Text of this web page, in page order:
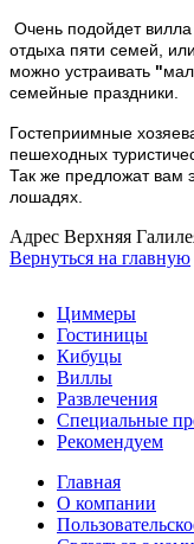
Очень подойдет вилла
отдыха пяти семей,
можно устраивать "ма
семейные праздники.
Гостеприимные
пешеходных
Так же предложат вам
лошадях.
Адрес Верхняя
Вернуться на главную
Циммеры
Гостиницы
Кибуцы
Виллы
Развлечения
Специальные
Рекомендуем
Главная
О компании